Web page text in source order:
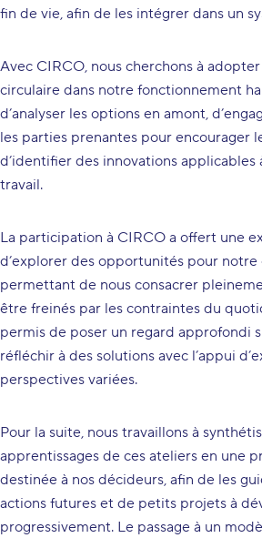
fin de vie, afin de les intégrer dans un
Avec CIRCO, nous cherchons à
circulaire dans notre fonctionnement
d’analyser les options en amont,
les parties prenantes pour encourager
d’identifier des innovations applicables
travail.
La participation à CIRCO a offert une
d’explorer des opportunités pour notre
permettant de nous consacrer
être freinés par les contraintes du
permis de poser un regard approfondi
réfléchir à des solutions avec l’appui
perspectives variées.
Pour la suite, nous travaillons à
apprentissages de ces ateliers en une
destinée à nos décideurs, afin de les
actions futures et de petits projets à
progressivement. Le passage à un